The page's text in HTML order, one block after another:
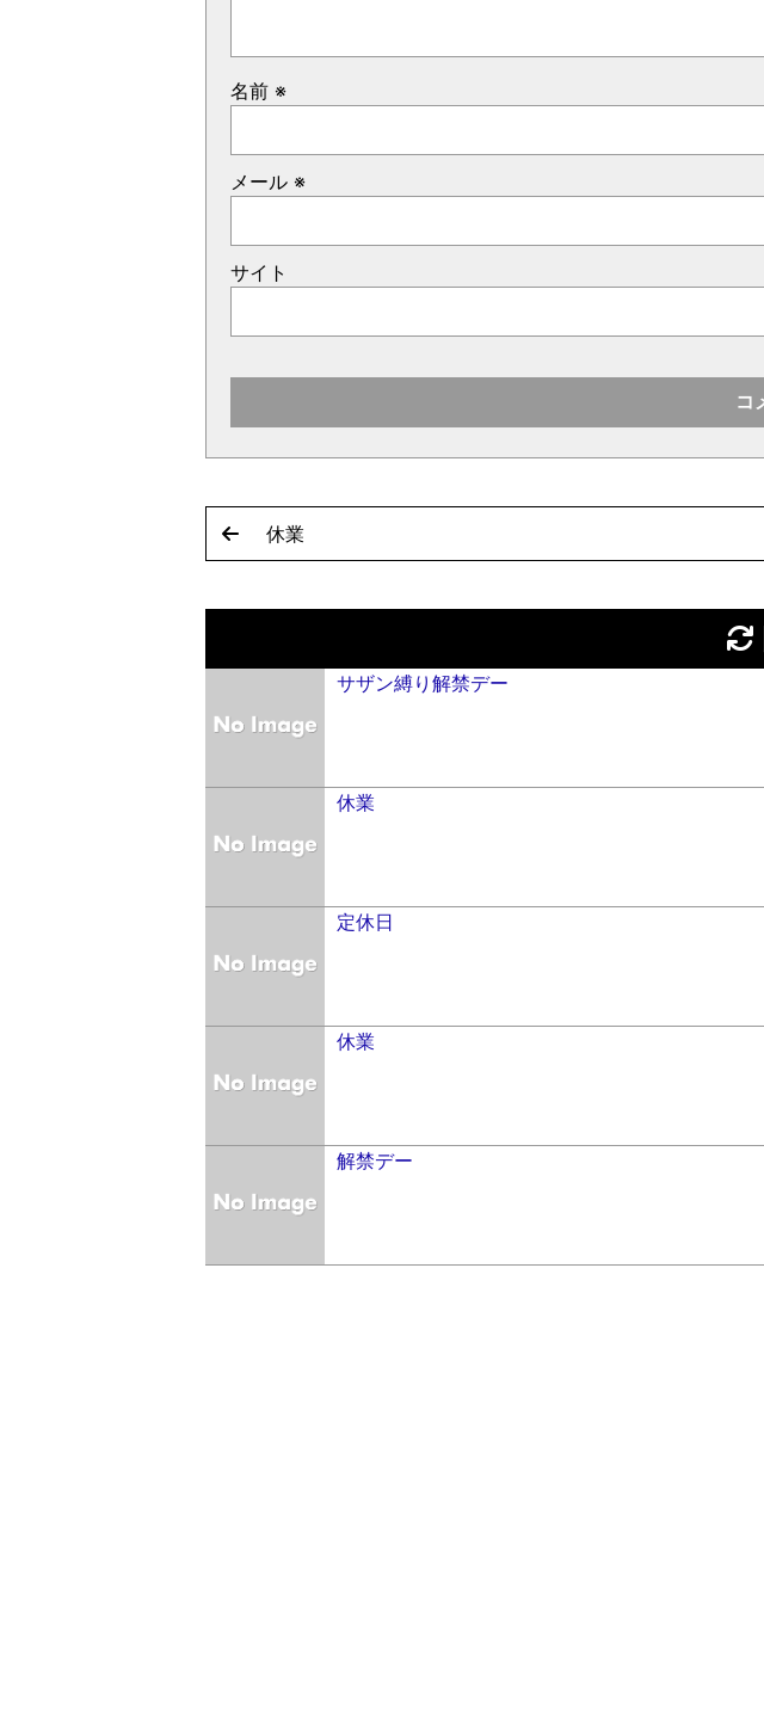
名前 ※
メール ※
サイト
休業
サザン縛り解禁デー
休業
定休日
休業
解禁デー